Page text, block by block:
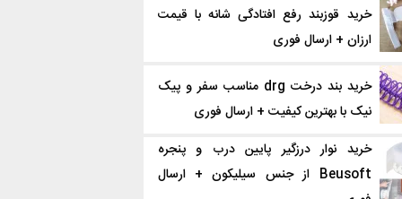
خرید قوزبند رفع افتادگی شانه با قیمت
ارزان + ارسال فوری
خرید بند درخت drg مناسب سفر و پیک
نیک با بهترین کیفیت + ارسال فوری
خرید نوار درزگیر پایین درب و پنجره
Beusoft از جنس سیلیکون + ارسال